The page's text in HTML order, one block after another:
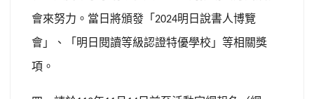
會來努力。當日將頒發「 2024明日說書人博覽
會」、「明日閱讀等級認證特優學校」等相關獎
項。